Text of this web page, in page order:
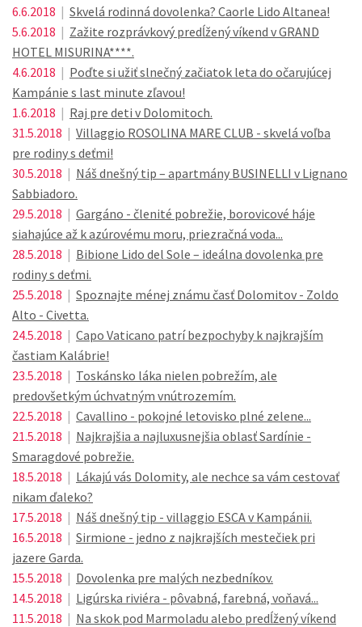
6.6.2018 | Skvelá rodinná dovolenka? Caorle Lido Altanea!
5.6.2018 | Zažite rozprávkový predĺžený víkend v GRAND
HOTEL MISURINA****.
4.6.2018 | Poďte si užiť slnečný začiatok leta do očarujúcej
Kampánie s last minute zľavou!
1.6.2018 | Raj pre deti v Dolomitoch.
31.5.2018 | Villaggio ROSOLINA MARE CLUB - skvelá voľba
pre rodiny s deťmi!
30.5.2018 | Náš dnešný tip – apartmány BUSINELLI v Lignano
Sabbiadoro.
29.5.2018 | Gargáno - členité pobrežie, borovicové háje
siahajúce až k azúrovému moru, priezračná voda...
28.5.2018 | Bibione Lido del Sole – ideálna dovolenka pre
rodiny s deťmi.
25.5.2018 | Spoznajte ménej známu časť Dolomitov - Zoldo
Alto - Civetta.
24.5.2018 | Capo Vaticano patrí bezpochyby k najkrajším
častiam Kalábrie!
23.5.2018 | Toskánsko láka nielen pobrežím, ale
predovšetkým úchvatným vnútrozemím.
22.5.2018 | Cavallino - pokojné letovisko plné zelene...
21.5.2018 | Najkrajšia a najluxusnejšia oblasť Sardínie -
Smaragdové pobrežie.
18.5.2018 | Lákajú vás Dolomity, ale nechce sa vám cestovať
nikam ďaleko?
17.5.2018 | Náš dnešný tip - villaggio ESCA v Kampánii.
16.5.2018 | Sirmione - jedno z najkrajších mestečiek pri
jazere Garda.
15.5.2018 | Dovolenka pre malých nezbedníkov.
14.5.2018 | Ligúrska riviéra - pôvabná, farebná, voňavá...
11.5.2018 | Na skok pod Marmoladu alebo predĺžený víkend